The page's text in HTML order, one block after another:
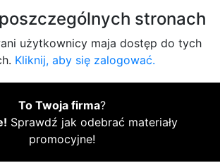
stronach
użytkownicy maja dostęp do tych
Kliknij, aby się zalogować.
To Twoja firma?
Sprawdź jak odebrać materiały
promocyjne!